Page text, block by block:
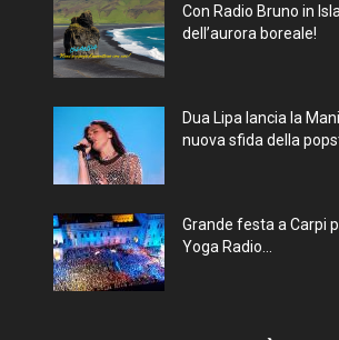
Con Radio Bruno in
dell’aurora boreale!
Dua Lipa lancia la
nuova sfida della
Grande festa a Carpi
Yoga Radio...